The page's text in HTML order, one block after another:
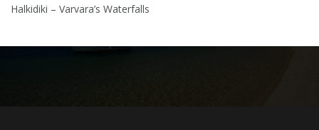
Halkidiki – Varvara’s Waterfalls